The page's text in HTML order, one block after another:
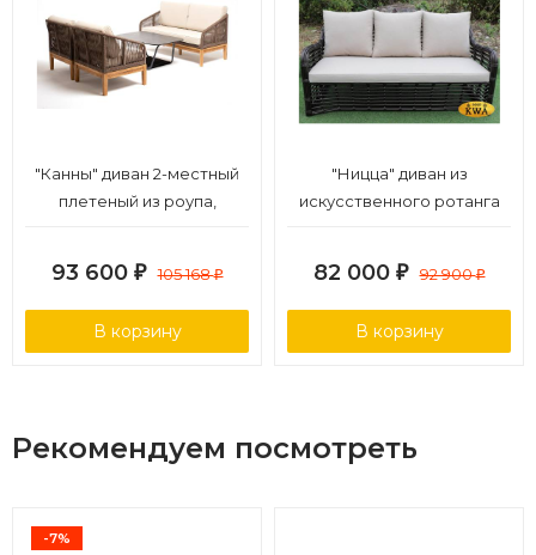
"Канны" диван 2-местный
плетеный из роупа,
бежевая 15052
93 600 ₽ 105 168₽
В корзину
"Ницца" диван из
искусственного ротанга
82 000 ₽ 92 900₽
В корзину
Рекомендуем посмотреть
-7%